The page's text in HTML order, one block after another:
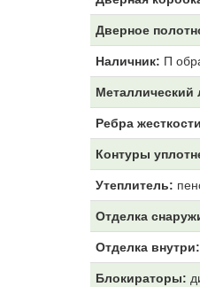
Дверное
Наличник: П
Металлический
Ребра
Контуры
Утеплитель:
Отделка
Отделка внутри:
Блокираторы: